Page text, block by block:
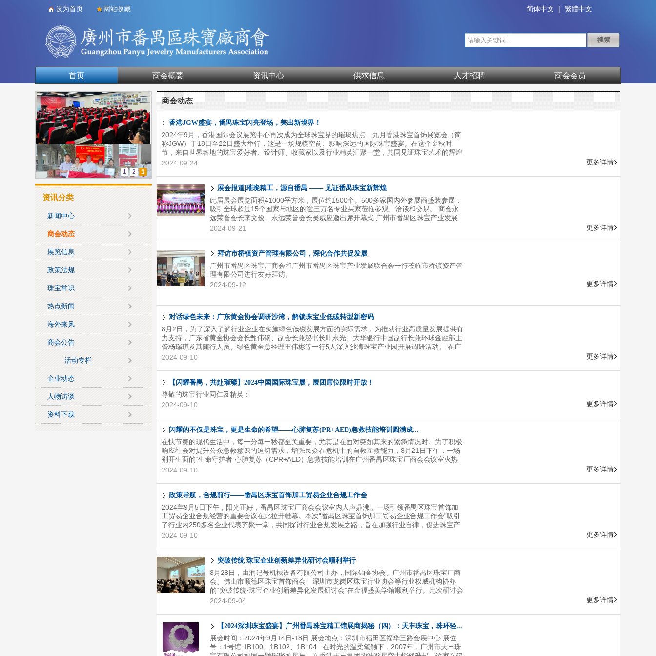
设为首页 网站收藏 简体中文 | 繁體中文
首页 商会概要 资讯中心 供求信息 人才招聘
商会会员
合作单位
1 2 3
资讯分类
新闻中心
商会动态
展览信息
政策法规
珠宝常识
热点新闻
海外来风
商会公告
活动专栏
企业动态
人物访谈
资料下载
商会动态
香港JGW盛宴，番禺珠宝闪亮登场，美出新境界！
2024年9月，香港国际会议展览中心再次成为全球珠宝界的璀璨焦点，九月香港珠宝首饰展览会（简
称JGW）于18日至22日盛大举行，这是一场规模空前、影响深远的国际珠宝盛宴。在这个金秋时
节，来自世界各地的珠宝爱好者、设计师、收藏家以及行业精英汇聚一堂，共同见证珠宝艺术的辉煌
与魅力。本届JGW展览会汇聚了超过40个国家和地区的3,300多家参展商，展品涵盖了钻石、宝石、
夺目，让人目不暇接，充分展示了全球珠宝产业的繁荣与多元。 9月19日，广州市番禺区珠宝产业发
展联合会、广州市番禺区珠宝厂商会及广州市番禺区大罗塘珠宝首饰商会联合组织了超过50位珠宝界
的精英人士前来观展。这支来自番禺的璀璨军团，不仅怀揣着对珠宝艺术的无...
2024-09-24 更多详情
展会报道|璀璨精工，源自番禺 —— 见证番禺珠宝新辉煌
此届展会展览面积41000平方米，展位约1500个。500多家国内外参展商盛装参展，
吸引全球超过15个国家与地区的逾三万名专业买家莅临参观、洽谈和交易。 商会永
远荣誉会长李文俊、永远荣誉会长吴威应邀出席开幕式 广州市番禺区珠宝产业发展
联合会、广州市番禺区珠宝厂商会、广州市番禺区大罗塘珠宝首饰商会联合携众多优
心灵的双重盛宴！ 从K金首饰的流光溢彩到银饰的纯净雅致，从彩色宝石的斑斓夺目
到首饰配件的精致入微，番禺珠宝展团汇聚了行业优秀企业——广州晋业珠宝有限公
司、广州市天丰珠宝有限公司、广州爱凡珠宝设计有限公司、广州市葩缇珠宝有限责
任公司、广州嘉品珠宝有限公司、佛蜜卡宝石有限公司等。他们携最新生产工艺与时
尚设计...
2024-09-21 更多详情
拜访市桥镇资产管理有限公司，深化合作共促发展
广州市番禺区珠宝厂商会和广州市番禺区珠宝产业发展联合会一行莅临市桥镇资产管
理有限公司进行友好拜访。
2024-09-12
更多详情
对话绿色未来：广东黄金协会调研沙湾，解锁珠宝业低碳转型新密码
8月2日，为了深入了解行业企业在实施绿色低碳发展方面的实际需求，为推动行业高质量发展提供有
力支持，广东省黄金协会会长甄伟钢、副会长兼秘书长叶永光、大华银行中国副行长兼环球金融部主
管杨瑞琪及其随行人员、绿色黄金总经理王伟彬等一行5人深入沙湾珠宝产业园开展调研活动。 在广
州市番禺区珠宝产业发展联合会和广州市番禺区珠宝厂商会的精心安排下，调研团队首先走进了斯维
束后，调研团队来到了番禺区珠宝厂商会，会长黄建民、秘书长简海琪等人的热情接待。座谈交流
中，黄建民会长全面而详细地介绍了番禺区黄金珠宝企业的经营现状、研发创新能力、未来发展规划
以及在绿色低碳发展方面的积极探索。他的分享不仅展现了番...
2024-09-10 更多详情
【闪耀番禺，共赴璀璨】2024中国国际珠宝展，展团席位限时开放！
尊敬的珠宝行业同仁及精英：
2024-09-10
更多详情
闪耀的不仅是珠宝，更是生命的希望——心肺复苏(PR+AED)急救技能培训圆满成...
在快节奏的现代生活中，每一分每一秒都至关重要，尤其是在面对突如其来的紧急情况时。为了积极
响应社会对提升公众急救意识的迫切需求，增强民众在危机中的自救互救能力，8月21日下午，一场
别开生面的“生命守护者”心肺复苏（CPR+AED）急救技能培训在广州番禺区珠宝厂商会会议室火热
举行。此次活动由番禺区珠宝厂商会特邀番禺区红十字应急救护综合志愿服务队联合举办，旨在通过
会的专业讲师们以生动的语言，将红十字运动的精神与救护知识娓娓道来，让学员们在轻松愉快的氛
围中掌握了急救技能的核心要点。从红十字运动的历史渊源，到心肺复苏的每一个细节步骤，再到
AED的精准操作，讲师们无不倾囊相授，力求让每一位学员都能成...
2024-09-10 更多详情
政策导航，合规前行——番禺区珠宝首饰加工贸易企业合规工作会
2024年9月5日下午，阳光正好，番禺区珠宝厂商会会议室内人声鼎沸，一场引领番禺区珠宝首饰加
工贸易企业合规经营的重要会议在此拉开帷幕。本次“番禺区珠宝首饰加工贸易企业合规工作会”吸引
了行业内250多名企业代表齐聚一堂，共同探讨行业合规发展之路，旨在加强行业自律，促进珠宝产
业持续健康发展。 会议由番禺区科工商信局外经贸发展科一级主任科员石健敏担任主持，石健敏主任
珠宝产业发展的关心和支持。随后，石主任逐一介绍了出席本次会议的领导嘉宾，包括番禺海关四级
高级主办董冠雄、珠宝园监管科科长苏桂芝及副科长庄富文、政务服务科副科长梁伟明，番禺区科工
商信局外经贸发展科科长卢作武、番禺区贸促委办公室主任麦...
2024-09-10 更多详情
突破传统 珠宝企业创新差异化研讨会顺利举行
8月28日，由润记号机械设备有限公司主办，国际铂金协会、广州市番禺区珠宝厂商
会、佛山市顺德区珠宝首饰商会、深圳市龙岗区珠宝行业协会等行业权威机构协办
的“突破传统·珠宝企业创新差异化发展研讨会”在金福盛美学馆顺利举行。此次研讨会
旨在为珠宝行业搭建一个交流与合作的平台，帮助企业在激烈的市场竞争中寻找到创
活动受到了行业的广泛关注。
2024-09-04 更多详情
【2024深圳珠宝盛宴】广州番禺珠宝精工馆展商揭秘（四）：天丰珠宝，珠环轻...
展会时间：2024年9月14日-18日 展会地点：深圳市福田区福华三路会展中心 展位
号：1号馆 1B100、1B102、1B104 在时光的温柔笔触下，2007年，广州市天丰珠